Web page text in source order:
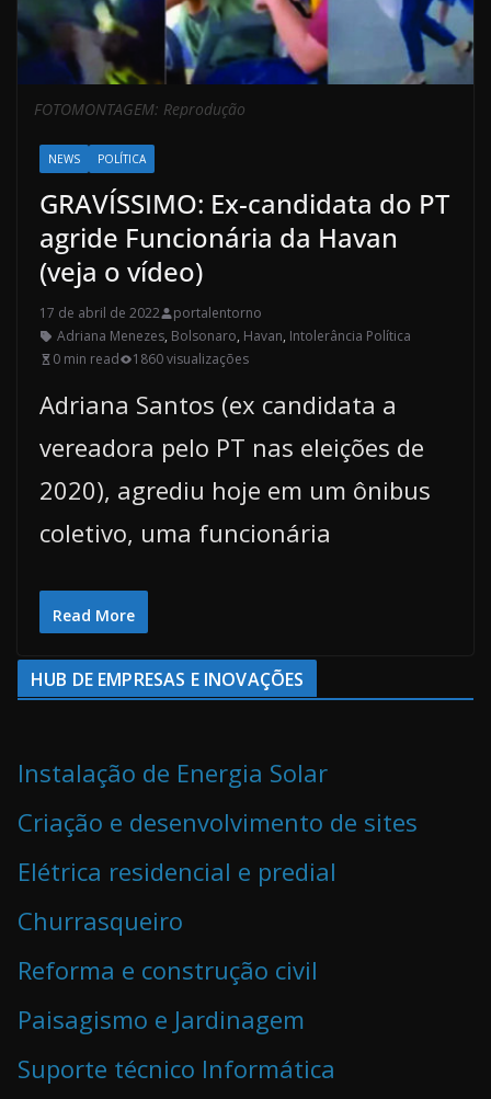
FOTOMONTAGEM: Reprodução
NEWS POLÍTICA
GRAVÍSSIMO: Ex-candidata do PT
agride Funcionária da Havan
(veja o vídeo)
17 de abril de 2022
portalentorno
Adriana Menezes, Bolsonaro, Havan, Intolerância Política
0 min read
1860 visualizações
Adriana Santos (ex candidata a
vereadora pelo PT nas eleições de
2020), agrediu hoje em um ônibus
coletivo, uma funcionária
Read More
HUB DE EMPRESAS E INOVAÇÕES
Instalação de Energia Solar
Criação e desenvolvimento de sites
Elétrica residencial e predial
Churrasqueiro
Reforma e construção civil
Paisagismo e Jardinagem
Suporte técnico Informática